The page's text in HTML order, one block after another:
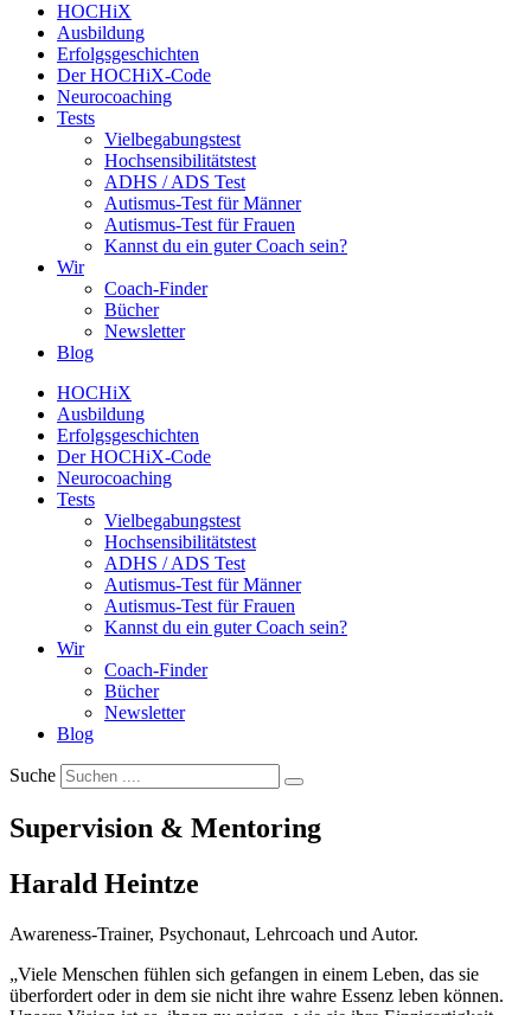
HOCHiX
Ausbildung
Erfolgsgeschichten
Der HOCHiX-Code
Neurocoaching
Tests
Vielbegabungstest
Hochsensibilitätstest
ADHS / ADS Test
Autismus-Test für Männer
Autismus-Test für Frauen
Kannst du ein guter Coach sein?
Wir
Coach-Finder
Bücher
Newsletter
Blog
HOCHiX
Ausbildung
Erfolgsgeschichten
Der HOCHiX-Code
Neurocoaching
Tests
Vielbegabungstest
Hochsensibilitätstest
ADHS / ADS Test
Autismus-Test für Männer
Autismus-Test für Frauen
Kannst du ein guter Coach sein?
Wir
Coach-Finder
Bücher
Newsletter
Blog
Suche
Supervision & Mentoring
Harald Heintze
Awareness-Trainer, Psychonaut, Lehrcoach und Autor.
„Viele Menschen fühlen sich gefangen in einem Leben, das sie
überfordert oder in dem sie nicht ihre wahre Essenz leben können.